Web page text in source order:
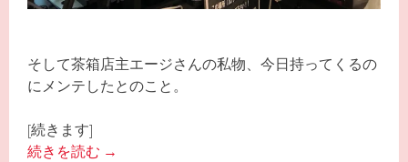
そして茶箱店主エージさんの私物、今日持ってくるの
にメンテしたとのこと。
[続きます]
続きを読む →